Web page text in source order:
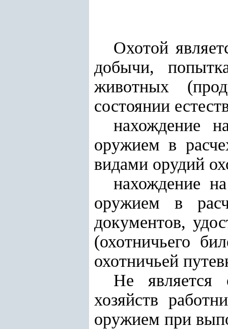
Охотой
добычи,
животных
состоянии
нахождение
оружием в
видами орудий
нахождение
оружием в
документов,
(охотничьего
охотничьей
Не является
хозяйств
оружием при